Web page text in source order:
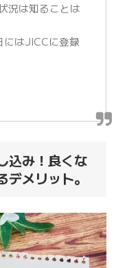
況は知ることは
にはJICCに登録
込み！良くな
メリット。